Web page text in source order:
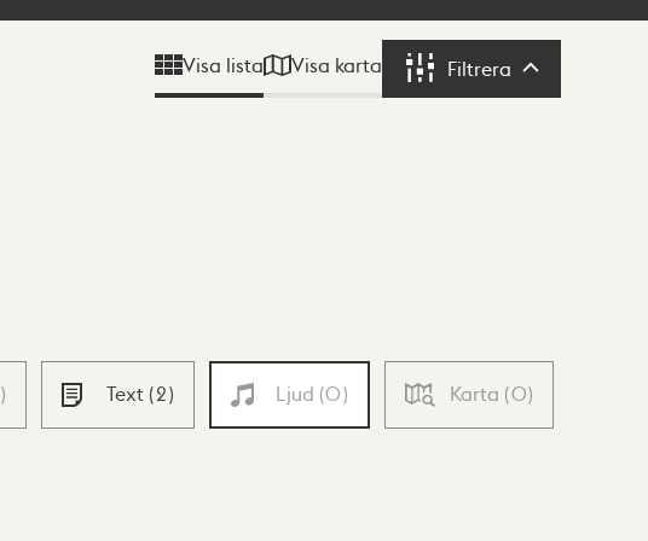
Visa lista Visa karta Filtrera Filtrera
) Text (2) Ljud (0) Karta (0)